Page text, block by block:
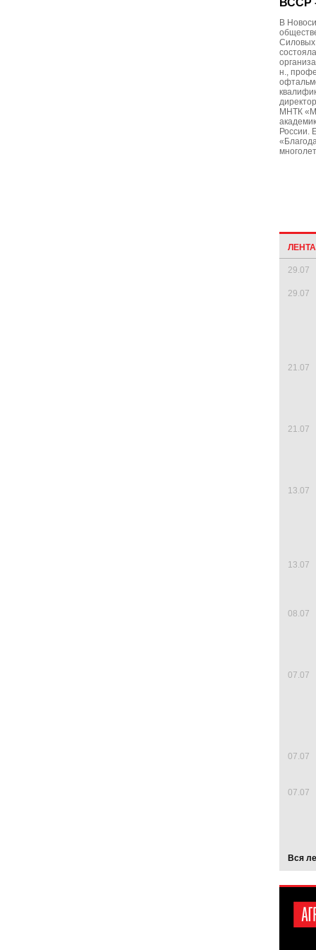
ВССР
В
н.,
МНТК
России.
29.07
29.07
21.07
21.07
13.07
13.07
08.07
07.07
07.07
07.07
Вся